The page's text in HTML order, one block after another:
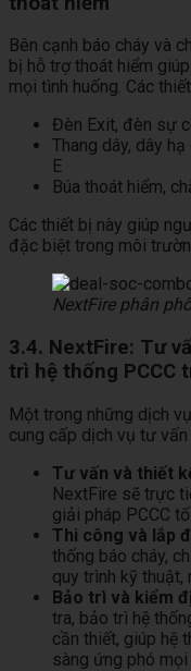
Bên cạnh báo cháy và
bị hỗ trợ thoát hiểm
mọi tình huống. Các
Đèn Exit, đèn sự
Thang dây, dây
E
Búa thoát hiểm,
Các thiết bị này giúp
đặc biệt trong môi
NextFire phân
3.4. NextFire: Tư
trì hệ thống PCCC
Một trong những dịch
cung cấp dịch vụ tư vấn
Tư vấn và thiết
NextFire sẽ trực
giải pháp PCCC
Thi công và lắp
thống báo cháy,
quy trình kỹ thuật,
Bảo trì và kiểm
tra, bảo trì hệ
cần thiết, giúp hệ
sàng ứng phó mọi